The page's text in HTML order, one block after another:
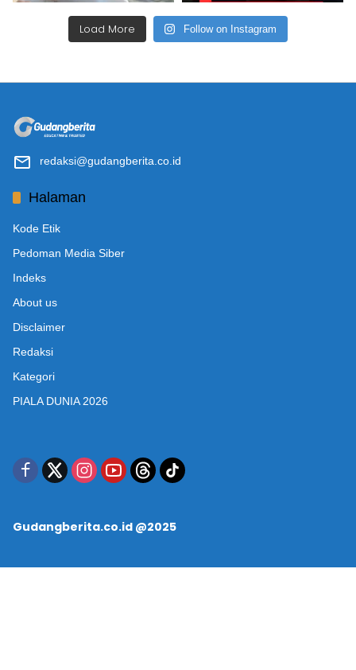
Load More Follow on Instagram
redaksi@gudangberita.co.id
Halaman
Kode Etik
Pedoman Media Siber
Indeks
About us
Disclaimer
Redaksi
Kategori
PIALA DUNIA 2026
Gudangberita.co.id @2025